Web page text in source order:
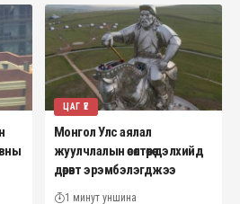
ЦАГ ҮЕ
Монгол Улс аялал
жуулчлалын өсөлтөөрөө дэлхийд
дөрөвт эрэмбэлэгджээ
1 минут уншина